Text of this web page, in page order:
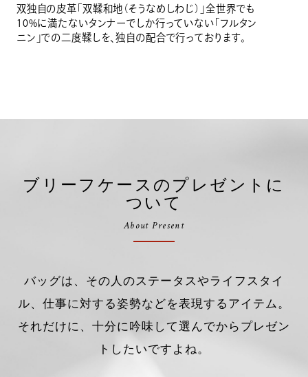
双独自の皮革「双鞣和地（そうなめしわじ）」全世界でも
10%に満たないタンナーでしか行っていない「フルタン
ニン」での二度鞣しを、独自の配合で行っております。
ブリーフケースのプレゼントに
ついて
About Present
バッグは、その人のステータスやライフスタイ
ル、仕事に対する姿勢などを表現するアイテム。
それだけに、十分に吟味して選んでからプレゼン
トしたいですよね。